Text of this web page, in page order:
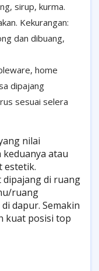
sirup, kurma.
Kekurangan:
dan dibuang,
home
dipajang
sesuai selera
nilai
atau
estetik.
di ruang
ruang
dapur. Semakin
kuat posisi top